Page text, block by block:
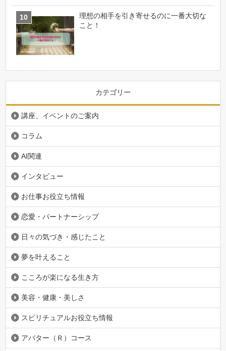
理想の相手を引き寄せるのに一番大切な
こと！
カテゴリー
講座、イベントのご案内
コラム
AI関連
インタビュー
お仕事お役立ち情報
恋愛・パートナーシップ
日々の気づき・感じたこと
夢を叶えること
こころが楽になる生き方
美容・健康・美しさ
スピリチュアルお役立ち情報
アバター（Ｒ）コース